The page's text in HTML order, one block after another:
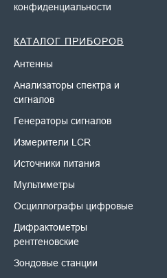
конфиденциальности
КАТАЛОГ ПРИБОРОВ
Антенны
Анализаторы спектра и
сигналов
Генераторы сигналов
Измерители LCR
Источники питания
Мультиметры
Осциллографы цифровые
Дифрактометры
рентгеновские
Зондовые станции